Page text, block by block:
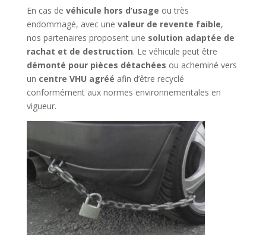
En cas de véhicule hors d’usage ou très
endommagé, avec une valeur de revente faible,
nos partenaires proposent une solution adaptée de
rachat et de destruction. Le véhicule peut être
démonté pour pièces détachées ou acheminé vers
un centre VHU agréé afin d’être recyclé
conformément aux normes environnementales en
vigueur.